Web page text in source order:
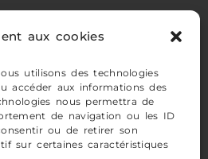
aux cookies
utilisons des technologies
accéder aux informations des
nous permettra de
de navigation ou les ID
ou de retirer son
sur certaines caractéristiques